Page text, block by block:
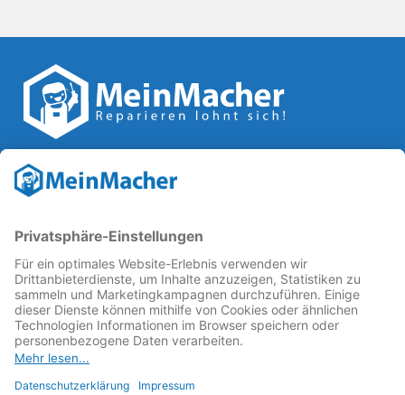
Reparatur Revolution
Reparatur↗ für eineReparatur Revolution
Reparaturbedingungen: Für Produkte, die sich gut
reparieren lassen, für günstigere Ersatzteile und den
Erhalt der reparierenden Betriebe und des Reparatur-
Know-hows in Deutschland.
Weitere Informationen